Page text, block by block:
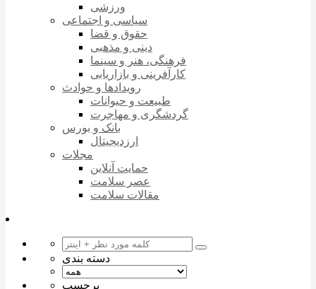
ورزشی
سیاسی و اجتماعی
حقوق و قضا
دینی و مذهبی
فرهنگی، هنر و سینما
کارآفرینی و بازاریابی
رویدادها و حوادث
طبیعت و حیوانات
گردشگری و مهاجرت
بانک و بورس
ارزدیجیتال
مجلات
حمایت آنلاین
عصر سلامت
مقالات سلامت
دسته بندی
برچسب